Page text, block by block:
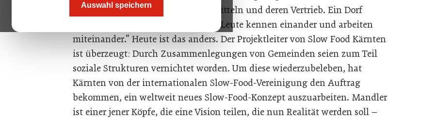
Auswahl speichern
Dorfes die Produktion von Lebensmitteln und deren Vertrieb. Ein Dorf
bietet Sicherheit, ist überschaubar, Leute kennen einander und arbeiten
miteinander.“ Heute ist das anders. Der Projektleiter von Slow Food Kärnten
ist überzeugt: Durch Zusammenlegungen von Gemeinden seien zum Teil
soziale Strukturen vernichtet worden. Um diese wiederzubeleben, hat
Kärnten von der internationalen Slow-Food-Vereinigung den Auftrag
bekommen, ein weltweit neues Slow-Food-Konzept auszuarbeiten. Mandler
ist einer jener Köpfe, die eine Vision teilen, die nun Realität werden soll –